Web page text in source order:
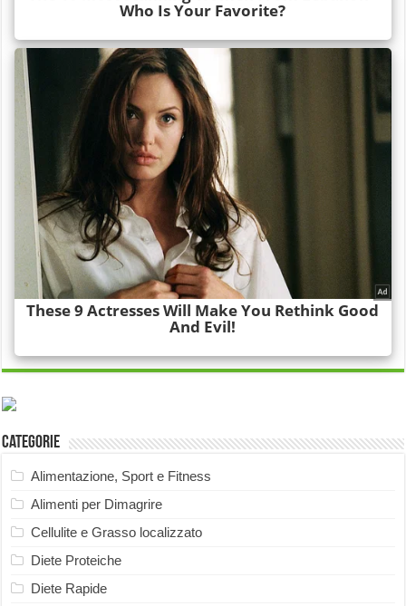
Categorie
Alimentazione, Sport e Fitness
Alimenti per Dimagrire
Cellulite e Grasso localizzato
Diete Proteiche
Diete Rapide